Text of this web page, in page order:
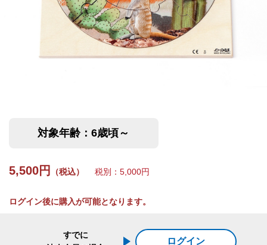
対象年齢：6歳頃～
5,500円 （税込） 税別：5,000円
ログイン後に購入が可能となります。
すでに
ログイン